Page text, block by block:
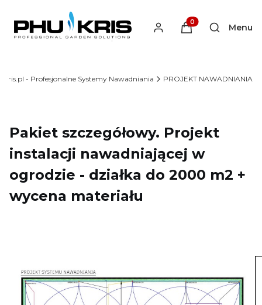
Produkty w
Otwórz
Menu
- Profesjonalne Systemy Nawadniania PROJEKT NAWADNIANIA
Pakiet szczegółowy. Projekt
instalacji nawadniającej w
ogrodzie - działka do 2000 m2 +
wycena materiału